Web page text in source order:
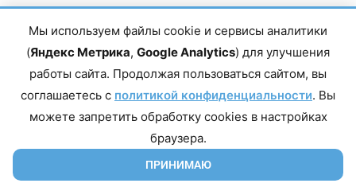
Главный редактор сетевого издания Магомаев Тимур Нухович.
Контакты редакции: 8(988)-292-94-34 Почта: vestiskfo@gmail.com По
Республика Дагестан, г. Махачкала, пр-т Насрутдинова, д. 1а. Все
права защищены. Копирование и использование полных материалов
запрещено, частичное цитирование возможно только при условии
Мы используем файлы cookie и сервисы аналитики
(Яндекс Метрика, Google Analytics) для улучшения
работы сайта. Продолжая пользоваться сайтом, вы
соглашаетесь с политикой конфиденциальности. Вы
можете запретить обработку cookies в настройках
браузера.
ПРИНИМАЮ